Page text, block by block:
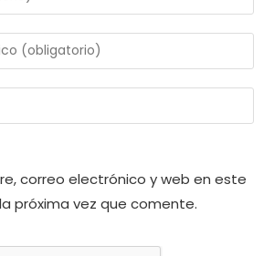
correo electrónico y web en este
próxima vez que comente.